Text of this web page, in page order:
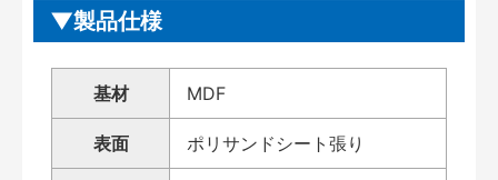
製品仕様
基材 MDF
表面 ポリサンドシート張り